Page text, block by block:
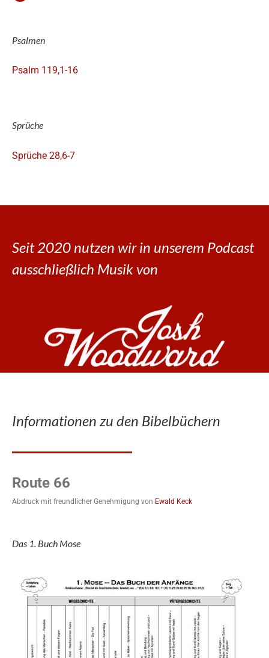
Psalmen
Psalm 119,1-16
Sprüche
Sprüche 28,6-7
Seit 2020 nutzen wir in unserem Podcast
ausschließlich Musik von
Informationen zu den Bibelbüchern
Route 66
Abdruck mit freundlicher Genehmigung von Ewald Keck
Das 1. Buch Mose